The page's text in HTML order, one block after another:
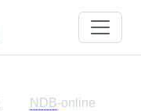
NDB-online